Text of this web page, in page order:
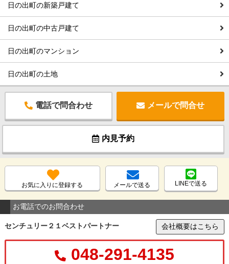
日の出町の新築戸建て
日の出町の中古戸建て
日の出町のマンション
日の出町の土地
電話で問合わせ メールで問合せ
内見予約
お気に入りに登録する メールで送る LINEで送る
お電話でのお問合わせ
センチュリー２１ベストパートナー 会社概要はこちら
048-291-4135